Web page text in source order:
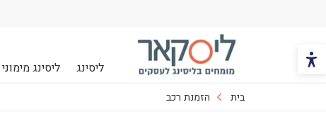
הכפתור משנה את צבעי הקונטרסט ליסינג ליסינג מימוני
בית הזמנת רכב